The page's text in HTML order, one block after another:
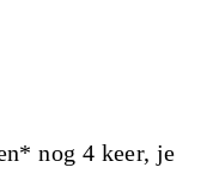
nog 4 keer, je